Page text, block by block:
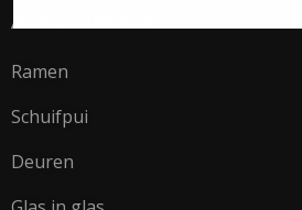
Assortiment
Ramen
Schuifpui
Deuren